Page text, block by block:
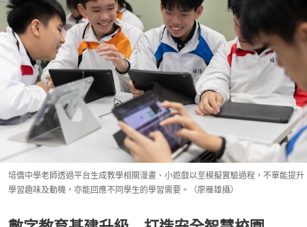
培僑中學老師透過平台生成教學相關漫畫、小遊戲以至模擬實驗過程，不單能提升
學習趣味及動機，亦能回應不同學生的學習需要。（廖雁雄攝）